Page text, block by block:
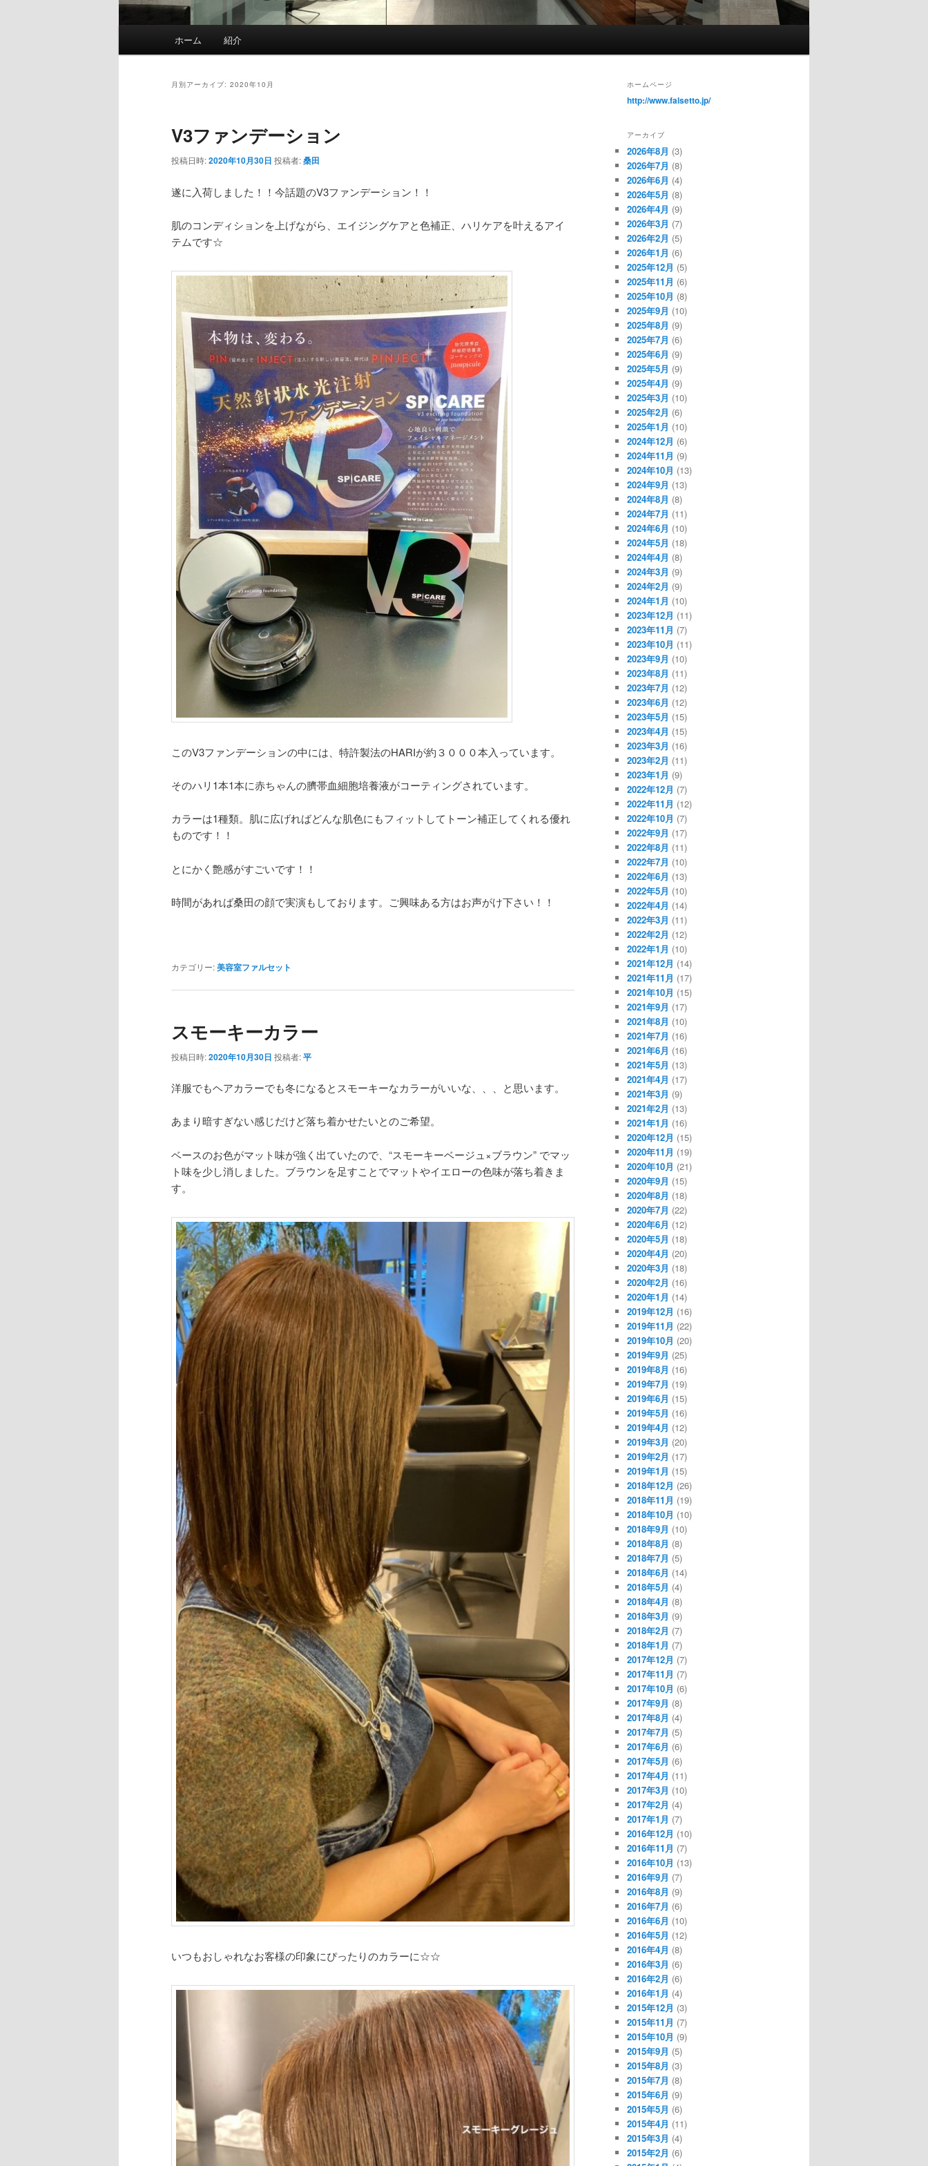
ホーム 紹介
月別アーカイブ: 2020年10月
V3ファンデーション
投稿日時:2020年10月30日 投稿者:桑田
遂に入荷しました！！今話題のV3ファンデーション！！
肌のコンディションを上げながら、エイジングケアと色補正、ハリケアを叶えるアイ
テムです☆
このV3ファンデーションの中には、特許製法のHARIが約３０００本入っています。
そのハリ1本1本に赤ちゃんの臍帯血細胞培養液がコーティングされています。
カラーは1種類。肌に広げればどんな肌色にもフィットしてトーン補正してくれる優れ
ものです！！
とにかく艶感がすごいです！！
時間があれば桑田の顔で実演もしております。ご興味ある方はお声がけ下さい！！
カテゴリー:美容室ファルセット
スモーキーカラー
投稿日時:2020年10月30日 投稿者:平
洋服でもヘアカラーでも冬になるとスモーキーなカラーがいいな、、、と思います。
あまり暗すぎない感じだけど落ち着かせたいとのご希望。
ベースのお色がマット味が強く出ていたので、“スモーキーベージュ×ブラウン” でマッ
ト味を少し消しました。ブラウンを足すことでマットやイエローの色味が落ち着きま
す。
いつもおしゃれなお客様の印象にぴったりのカラーに☆☆
ホームページ
http://www.falsetto.jp/
アーカイブ
2026年8月 (3)
2026年7月 (8)
2026年6月 (4)
2026年5月 (8)
2026年4月 (9)
2026年3月 (7)
2026年2月 (5)
2026年1月 (6)
2025年12月 (5)
2025年11月 (6)
2025年10月 (8)
2025年9月 (10)
2025年8月 (9)
2025年7月 (6)
2025年6月 (9)
2025年5月 (9)
2025年4月 (9)
2025年3月 (10)
2025年2月 (6)
2025年1月 (10)
2024年12月 (6)
2024年11月 (9)
2024年10月 (13)
2024年9月 (13)
2024年8月 (8)
2024年7月 (11)
2024年6月 (10)
2024年5月 (18)
2024年4月 (8)
2024年3月 (9)
2024年2月 (9)
2024年1月 (10)
2023年12月 (11)
2023年11月 (7)
2023年10月 (11)
2023年9月 (10)
2023年8月 (11)
2023年7月 (12)
2023年6月 (12)
2023年5月 (15)
2023年4月 (15)
2023年3月 (16)
2023年2月 (11)
2023年1月 (9)
2022年12月 (7)
2022年11月 (12)
2022年10月 (7)
2022年9月 (17)
2022年8月 (11)
2022年7月 (10)
2022年6月 (13)
2022年5月 (10)
2022年4月 (14)
2022年3月 (11)
2022年2月 (12)
2022年1月 (10)
2021年12月 (14)
2021年11月 (17)
2021年10月 (15)
2021年9月 (17)
2021年8月 (10)
2021年7月 (16)
2021年6月 (16)
2021年5月 (13)
2021年4月 (17)
2021年3月 (9)
2021年2月 (13)
2021年1月 (16)
2020年12月 (15)
2020年11月 (19)
2020年10月 (21)
2020年9月 (15)
2020年8月 (18)
2020年7月 (22)
2020年6月 (12)
2020年5月 (18)
2020年4月 (20)
2020年3月 (18)
2020年2月 (16)
2020年1月 (14)
2019年12月 (16)
2019年11月 (22)
2019年10月 (20)
2019年9月 (25)
2019年8月 (16)
2019年7月 (19)
2019年6月 (15)
2019年5月 (16)
2019年4月 (12)
2019年3月 (20)
2019年2月 (17)
2019年1月 (15)
2018年12月 (26)
2018年11月 (19)
2018年10月 (10)
2018年9月 (10)
2018年8月 (8)
2018年7月 (5)
2018年6月 (14)
2018年5月 (4)
2018年4月 (8)
2018年3月 (9)
2018年2月 (7)
2018年1月 (7)
2017年12月 (7)
2017年11月 (7)
2017年10月 (6)
2017年9月 (8)
2017年8月 (4)
2017年7月 (5)
2017年6月 (6)
2017年5月 (6)
2017年4月 (11)
2017年3月 (10)
2017年2月 (4)
2017年1月 (7)
2016年12月 (10)
2016年11月 (7)
2016年10月 (13)
2016年9月 (7)
2016年8月 (9)
2016年7月 (6)
2016年6月 (10)
2016年5月 (12)
2016年4月 (8)
2016年3月 (6)
2016年2月 (6)
2016年1月 (4)
2015年12月 (3)
2015年11月 (7)
2015年10月 (9)
2015年9月 (5)
2015年8月 (3)
2015年7月 (8)
2015年6月 (9)
2015年5月 (6)
2015年4月 (11)
2015年3月 (4)
2015年2月 (6)